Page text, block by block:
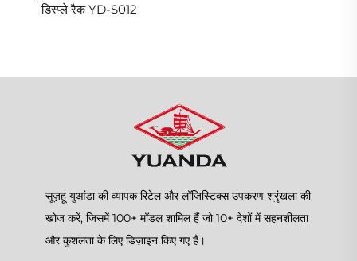
डिस्प्ले रैक YD-S012
सूज़हू युआंडा की व्यापक रिटेल और लॉजिस्टिक्स उपकरण श्रृंखला की
खोज करें, जिसमें 100+ मॉडल शामिल हैं जो 10+ देशों में सहनशीलता
और कुशलता के लिए डिज़ाइन किए गए हैं।